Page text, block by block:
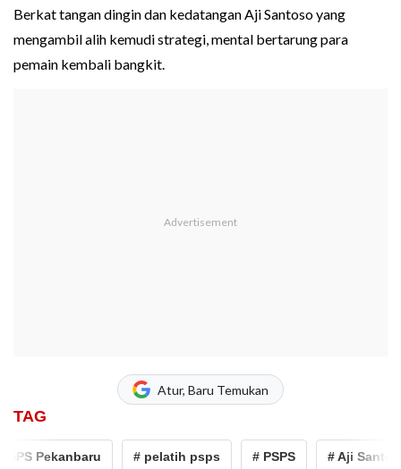
Berkat tangan dingin dan kedatangan Aji Santoso yang
mengambil alih kemudi strategi, mental bertarung para
pemain kembali bangkit.
Atur, Baru Temukan
TAG
Pekanbaru # pelatih psps # PSPS # Aji Santoso